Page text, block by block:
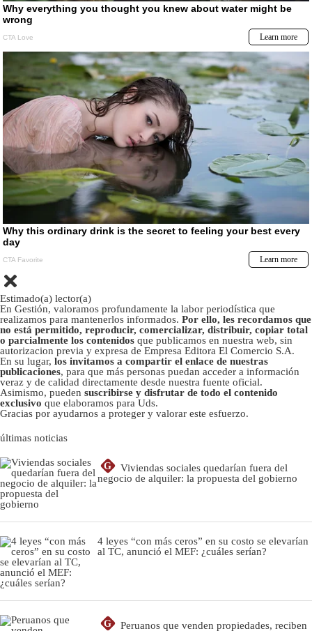
Estimado(a) lector(a)
En Gestión, valoramos profundamente la labor periodística que
realizamos para mantenerlos informados. Por ello, les recordamos que
no está permitido, reproducir, comercializar, distribuir, copiar total
o parcialmente los contenidos que publicamos en nuestra web, sin
autorizacion previa y expresa de Empresa Editora El Comercio S.A.
En su lugar, los invitamos a compartir el enlace de nuestras
publicaciones, para que más personas puedan acceder a información
veraz y de calidad directamente desde nuestra fuente oficial.
Asimismo, pueden suscribirse y disfrutar de todo el contenido
exclusivo que elaboramos para Uds.
Gracias por ayudarnos a proteger y valorar este esfuerzo.
últimas noticias
G
Viviendas sociales quedarían fuera del
negocio de alquiler: la propuesta del gobierno
4 leyes “con más ceros” en su costo se elevarían
al TC, anunció el MEF: ¿cuáles serían?
G
Peruanos que venden propiedades, reciben